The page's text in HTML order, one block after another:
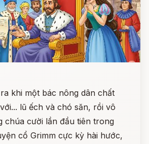
khi một bác nông dân chất
lũ ếch và chó săn, rồi vô
chúa cười lần đầu tiên trong
cổ Grimm cực kỳ hài hước,